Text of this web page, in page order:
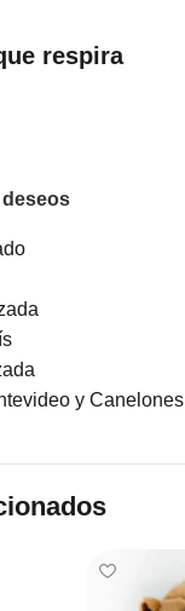
respira
y Canelones